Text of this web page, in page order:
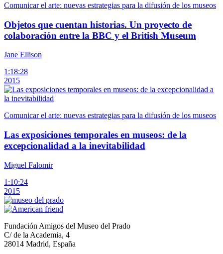
Comunicar el arte: nuevas estrategias para la difusión de los museos
Objetos que cuentan historias. Un proyecto de
colaboración entre la BBC y el British Museum
Jane Ellison
1:18:28
2015
Comunicar el arte: nuevas estrategias para la difusión de los museos
Las exposiciones temporales en museos: de la
excepcionalidad a la inevitabilidad
Miguel Falomir
1:10:24
2015
Fundación Amigos del Museo del Prado
C/ de la Academia, 4
28014 Madrid, España